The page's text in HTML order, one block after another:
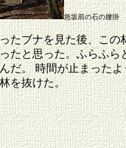
急坂前の石の腰掛
たブナを見た後、この
たと思った。ふらふら
だ。 時間が止まったよ
を抜けた。